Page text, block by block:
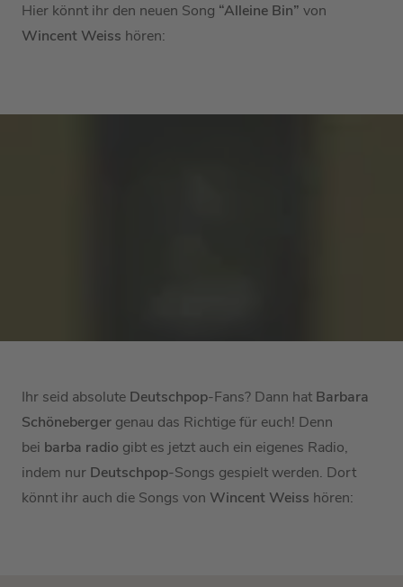
Hier könnt ihr den neuen Song “Alleine Bin” von
Wincent Weiss hören:
Ihr seid absolute Deutschpop-Fans? Dann hat Barbara
Schöneberger genau das Richtige für euch! Denn
bei barba radio gibt es jetzt auch ein eigenes Radio,
indem nur Deutschpop-Songs gespielt werden. Dort
könnt ihr auch die Songs von Wincent Weiss hören: